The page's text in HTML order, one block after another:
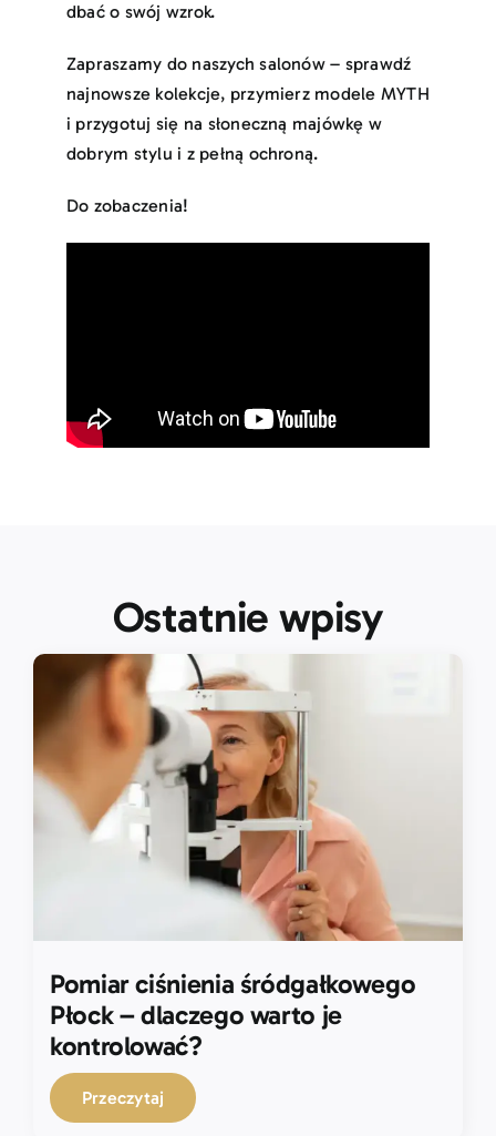
dbać o swój wzrok.
Zapraszamy do naszych salonów – sprawdź
najnowsze kolekcje, przymierz modele MYTH
i przygotuj się na słoneczną majówkę w
dobrym stylu i z pełną ochroną.
Do zobaczenia!
Ostatnie wpisy
Pomiar ciśnienia śródgałkowego
Płock – dlaczego warto je
kontrolować?
Przeczytaj